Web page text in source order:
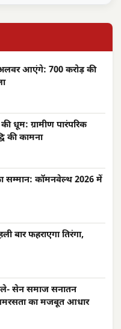
आएंगे: 700 करोड़ की
धूम: ग्रामीण पारंपरिक
की कामना
सम्मान: कॉमनवेल्थ 2026 में
बार फहराएगा तिरंगा,
सेन समाज सनातन
का मजबूत आधार